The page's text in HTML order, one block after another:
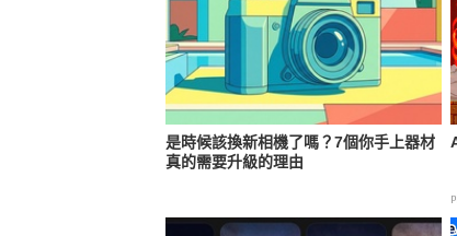
是時候該換新相機了嗎？7個你手上器材
真的需要升級的理由